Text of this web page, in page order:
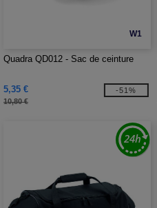
W1
Quadra QD012 - Sac de ceinture
5,35 €
10,80 €
-51%